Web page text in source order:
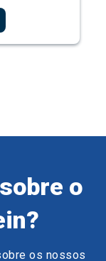
o
os nossos